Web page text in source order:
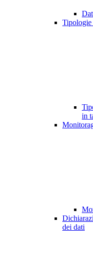
Tipologie
in
dei dati